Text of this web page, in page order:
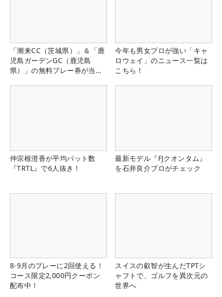
「潮来CC（茨城県）」＆「鹿
児島ガーデンGC（鹿児島
県）」の無料プレー券が当た
今年も男女プロが強い「キャ
ロウェイ」のニュース一覧は
こちら！
仲宗根澄香が平均パット数
『TRTL』で6人抜き！
最新モデル『FJクオンタム』
を石井良介プロがチェック
8-9月のプレーに2回使える！
コース限定2,000円クーポン
配布中！
スイスの叡智が生んだTPTシ
ャフトで、ゴルフを異次元の
世界へ